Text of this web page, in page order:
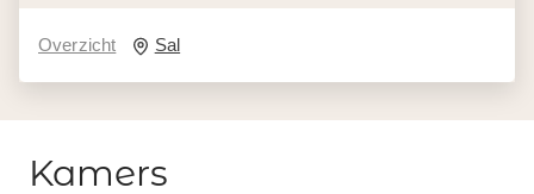
Overzicht Sal
Kamers